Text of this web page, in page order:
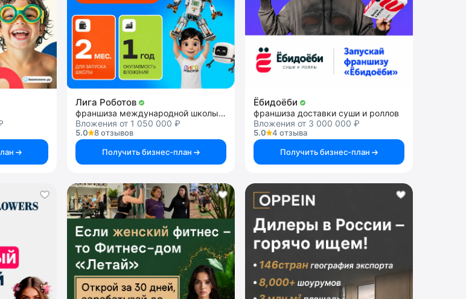
Лига Роботов
франшиза международной школы робототехники и программирования
Вложения от 1 050 000 ₽
5.0
8 отзывов
Получить бизнес-план
Ёбидоёби
франшиза доставки суши и роллов
Вложения от 3 000 000 ₽
5.0
4 отзыва
Получить бизнес-план